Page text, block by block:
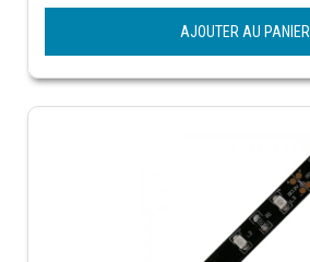
AJOUTER AU PANIER